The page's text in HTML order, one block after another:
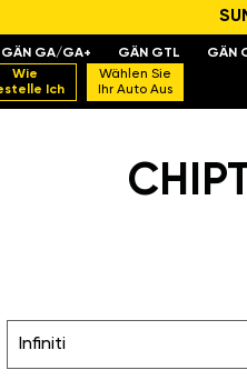
GÄN GA/GA+ GÄN GTL GÄN
Wie
Ich
Wählen Sie
Ihr Auto Aus
Infiniti